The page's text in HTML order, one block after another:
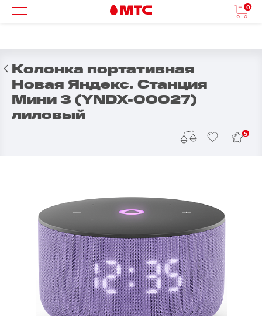
0
Колонка портативная
Новая Яндекс. Станция
Мини 3 (YNDX-00027)
лиловый
5